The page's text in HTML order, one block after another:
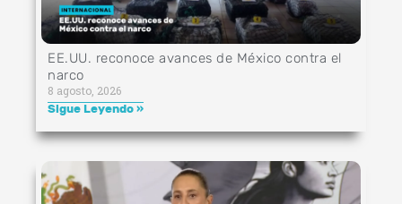
EE.UU. reconoce avances de México contra el
narco
8 agosto, 2026
Sigue Leyendo »